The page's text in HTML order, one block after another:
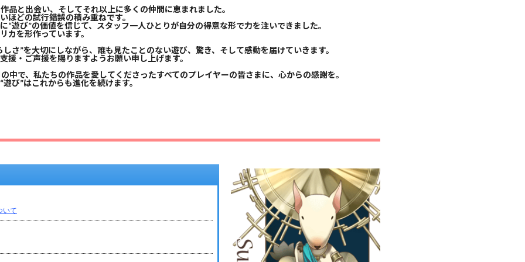
品と出会い、そしてそれ以上に多くの仲間に恵まれました。
ほどの試行錯誤の積み重ねです。
“遊び”の価値を信じて、スタッフ一人ひとりが自分の得意な形で力を注いできました。
カを形作っています。
さ”を大切にしながら、誰も見たことのない遊び、驚き、そして感動を届けていきます。
援・ご声援を賜りますようお願い申し上げます。
中で、私たちの作品を愛してくださったすべてのプレイヤーの皆さまに、心からの感謝を。
び”はこれからも進化を続けます。